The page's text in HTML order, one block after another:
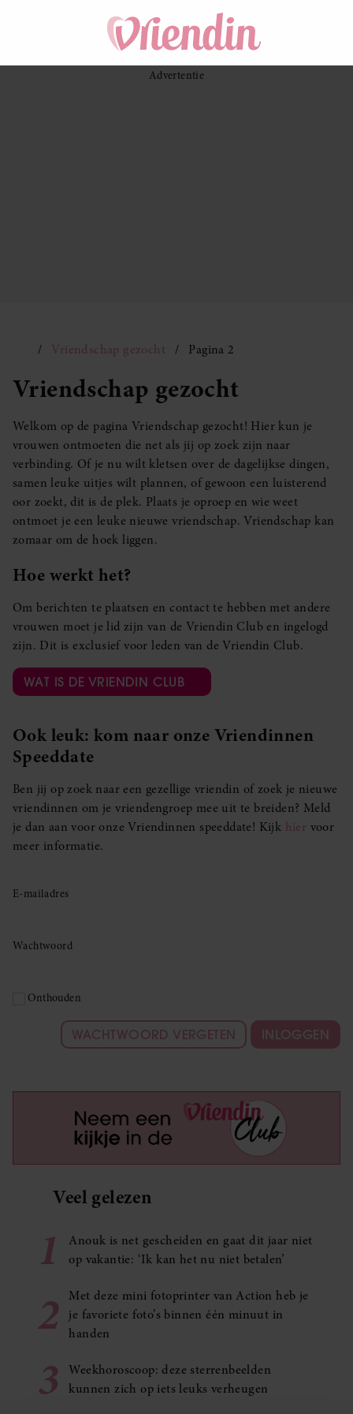
Vriendschap gezocht Pagina 2
Vriendschap gezocht
Welkom op de pagina Vriendschap gezocht! Hier kun je
vrouwen ontmoeten die net als jij op zoek zijn naar
verbinding. Of je nu wilt kletsen over de dagelijkse dingen,
samen leuke uitjes wilt plannen, of gewoon een luisterend
oor zoekt, dit is de plek. Plaats je oproep en wie weet
ontmoet je een leuke nieuwe vriendschap. Vriendschap kan
zomaar om de hoek liggen.
Hoe werkt het?
Om berichten te plaatsen en contact te hebben met andere
vrouwen moet je lid zijn van de Vriendin Club en ingelogd
zijn. Dit is exclusief voor leden van de Vriendin Club.
WAT IS DE VRIENDIN CLUB
Ook leuk: kom naar onze Vriendinnen
Speeddate
Ben jij op zoek naar een gezellige vriendin of zoek je nieuwe
vriendinnen om je vriendengroep mee uit te breiden? Meld
je dan aan voor onze Vriendinnen speeddate! Kijk hier voor
meer informatie.
E-mailadres
Wachtwoord
Onthouden
WACHTWOORD VERGETEN INLOGGEN
Veel gelezen
1
Anouk is net gescheiden en gaat dit jaar niet
op vakantie: ‘Ik kan het nu niet betalen’
2
Met deze mini fotoprinter van Action heb je
je favoriete foto’s binnen één minuut in
handen
3
Weekhoroscoop: deze sterrenbeelden
kunnen zich op iets leuks verheugen